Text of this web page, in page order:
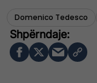
Domenico Tedesco